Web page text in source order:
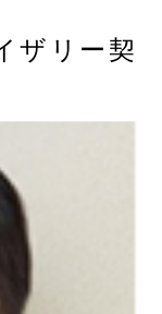
ザリー契